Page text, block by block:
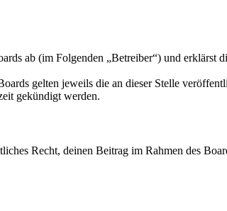
ab (im Folgenden „Betreiber“) und erklärst
gelten jeweils die an dieser Stelle
gekündigt werden.
Recht, deinen Beitrag im Rahmen des